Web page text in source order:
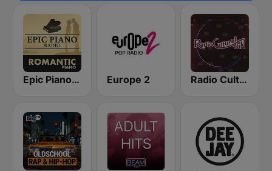
Epic Piano - ROMANTIC PIANO Europe 2 Radio Cultural TGN